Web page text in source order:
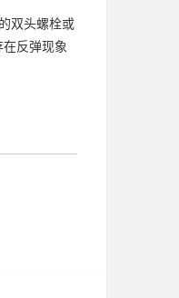
双头螺栓或
反弹现象